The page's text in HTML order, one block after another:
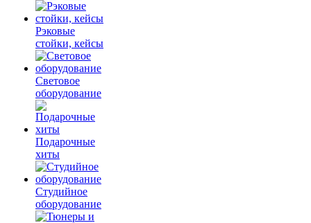
Рэковые
стойки, кейсы
Световое
оборудование
Подарочные
хиты
Студийное
оборудование